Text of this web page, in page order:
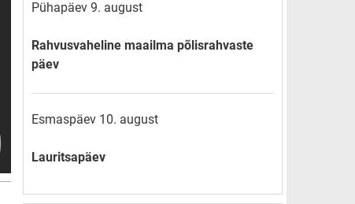
Pühapäev 9. august
Rahvusvaheline maailma põlisrahvaste
päev
Esmaspäev 10. august
Lauritsapäev